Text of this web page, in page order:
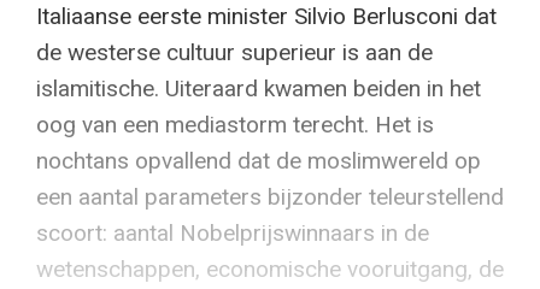
Italiaanse eerste minister Silvio Berlusconi dat
de westerse cultuur superieur is aan de
islamitische. Uiteraard kwamen beiden in het
oog van een mediastorm terecht. Het is
nochtans opvallend dat de moslimwereld op
een aantal parameters bijzonder teleurstellend
scoort: aantal Nobelprijswinnaars in de
wetenschappen, economische vooruitgang, de